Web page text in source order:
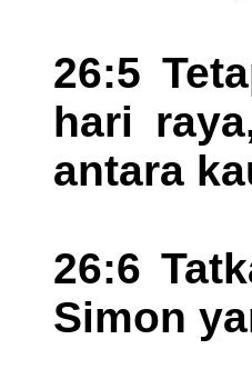
26:5
hari
antara
26:6
Simon